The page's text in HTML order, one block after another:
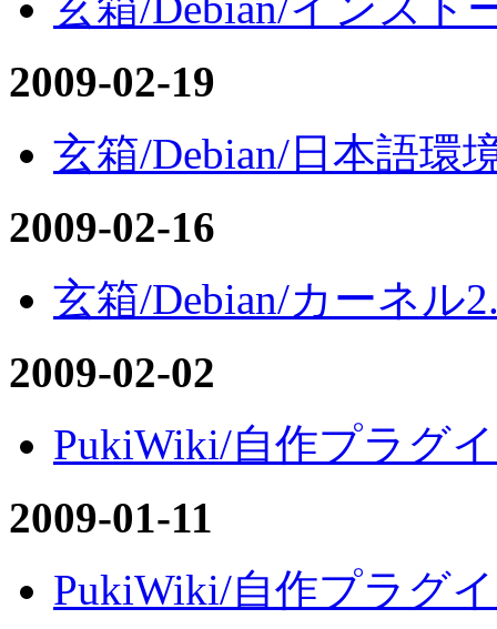
2009-02-19
玄箱/Debian/日本語環
2009-02-16
玄箱/Debian/カーネル
2009-02-02
PukiWiki/自作プラグ
2009-01-11
PukiWiki/自作プラグ